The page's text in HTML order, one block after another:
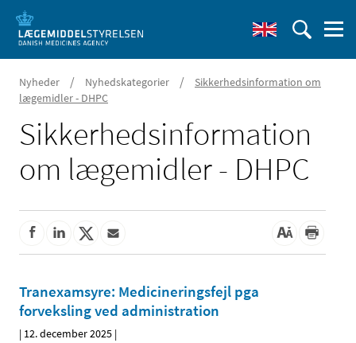
Nyheder / Nyhedskategorier /
Sikkerhedsinformation om
lægemidler - DHPC
Sikkerhedsinformation
om lægemidler - DHPC
Tranexamsyre: Medicineringsfejl pga
forveksling ved administration
| 12. december 2025 |